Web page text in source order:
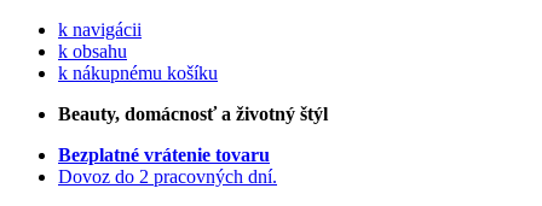
k navigácii
k obsahu
k nákupnému košíku
Beauty, domácnosť a životný štýl
Bezplatné vrátenie tovaru
Dovoz do 2 pracovných dní.